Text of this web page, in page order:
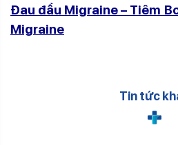
Đau đầu Migraine – Tiêm
Migraine
Tin tức